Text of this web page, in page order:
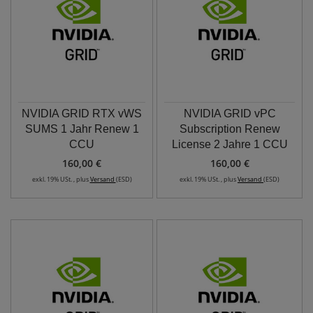
NVIDIA GRID RTX vWS
SUMS 1 Jahr Renew 1
CCU
160,00 €
exkl. 19% USt. , plusVersand (ESD)
NVIDIA GRID vPC
Subscription Renew
License 2 Jahre 1 CCU
160,00 €
exkl. 19% USt. , plusVersand (ESD)